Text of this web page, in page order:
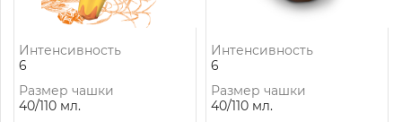
Интенсивность
6
Размер чашки
40/110 мл.
Интенсивность
6
Размер чашки
40/110 мл.